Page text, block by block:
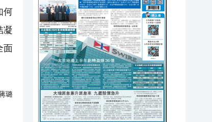
何
凝
面
璐